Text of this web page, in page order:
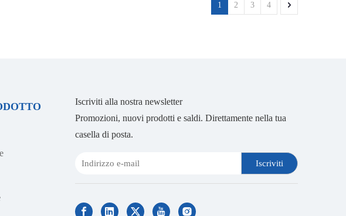
1 2 3 4
Iscriviti alla nostra newsletter
Promozioni, nuovi prodotti e saldi. Direttamente nella tua
casella di posta.
Iscriviti